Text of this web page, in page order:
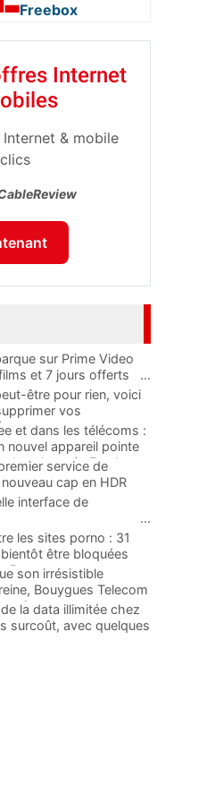
Freebox
Internet
& mobile
sur Prime Video
et 7 jours offerts
...
être pour rien, voici
vos
...
et dans les télécoms :
nouvel appareil pointe
abonnés Freebox...
service de
cap en HDR
interface de
...
les sites porno : 31
être bloquées
Bouygues
son irrésistible
Bouygues Telecom
la data illimitée chez
surcoût, avec quelques